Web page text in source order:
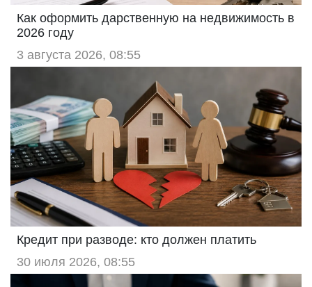
Как оформить дарственную на недвижимость в
2026 году
3 августа 2026, 08:55
Кредит при разводе: кто должен платить
30 июля 2026, 08:55